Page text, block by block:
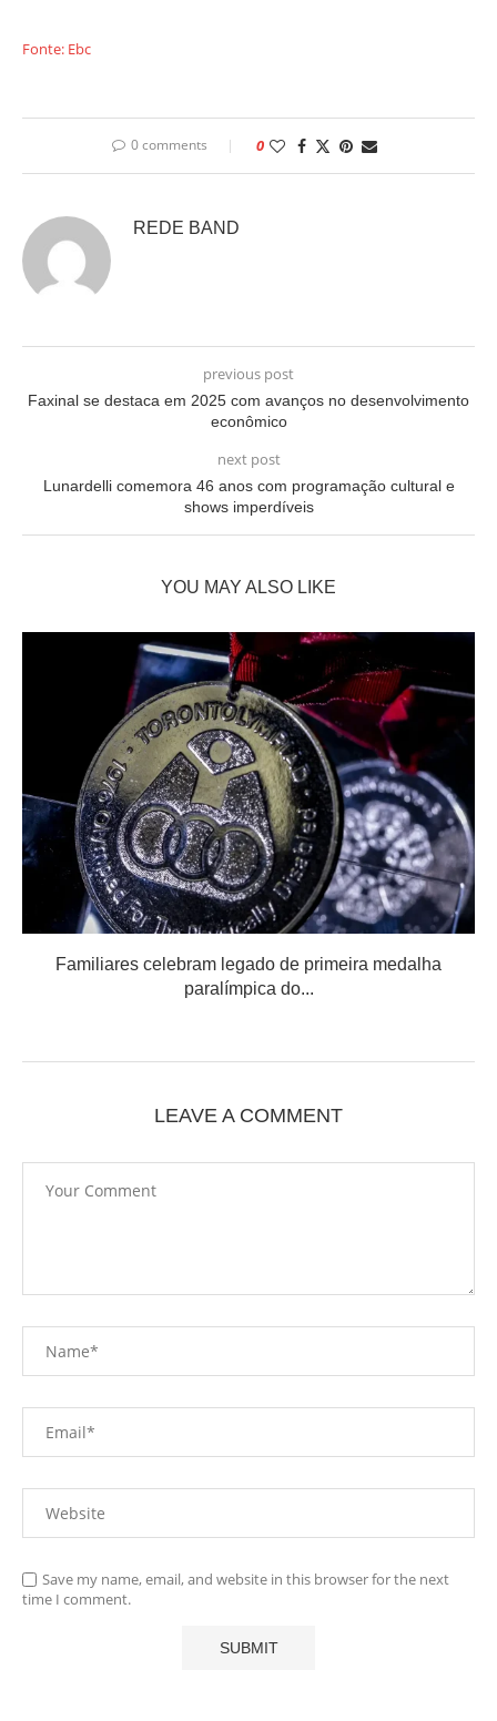
Fonte: Ebc
0 comments 0
REDE BAND
previous post
Faxinal se destaca em 2025 com avanços no desenvolvimento
econômico
next post
Lunardelli comemora 46 anos com programação cultural e
shows imperdíveis
YOU MAY ALSO LIKE
Familiares celebram legado de primeira medalha
paralímpica do...
LEAVE A COMMENT
Save my name, email, and website in this browser for the next
time I comment.